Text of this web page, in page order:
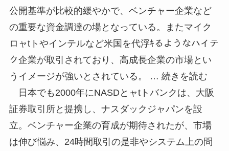
公開基準が比較的緩やかで、ベンチャー企業など
の重要な資金調達の場となっている。またマイク
ロャtトやインテルなど米国を代浮ｷるようなハイテ
ク企業が取引されており、高成長企業の市場とい
うイメージが強いとされている。 … 続きを読む
日本でも2000年にNASDとャtトバンクは、大阪
証券取引所と提携し、ナスダックジャパンを設
立。ベンチャー企業の育成が期待されたが、市場
は伸び悩み、24時間取引の是非やシステム上の問